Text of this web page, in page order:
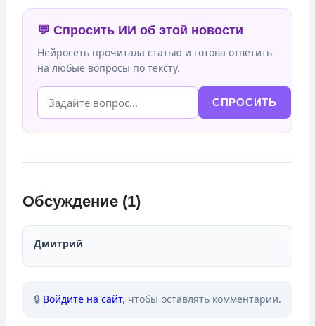
💬 Спросить ИИ об этой новости
Нейросеть прочитала статью и готова ответить
на любые вопросы по тексту.
СПРОСИТЬ
Обсуждение (1)
Дмитрий
🔒 Войдите на сайт, чтобы оставлять комментарии.